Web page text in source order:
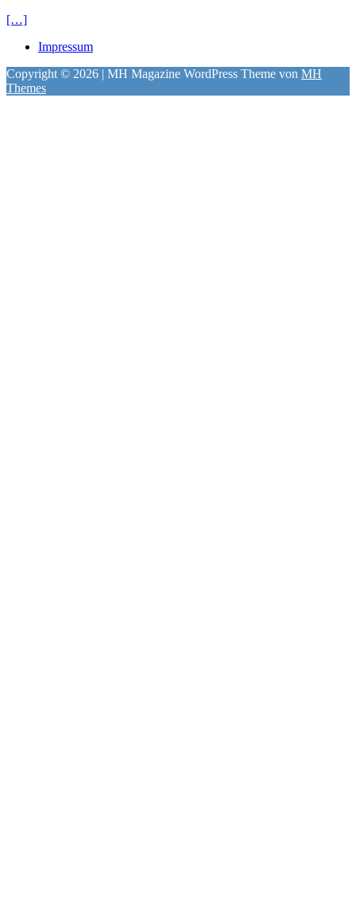
[…]
Impressum
Copyright © 2026 | MH Magazine WordPress Theme von MH
Themes